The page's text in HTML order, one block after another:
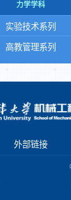
力学学科
实验技术系列
高教管理系列
外部链接